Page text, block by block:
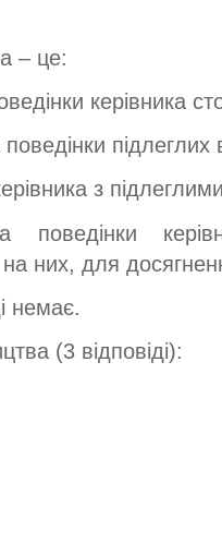
– це:
керівника
підлеглих
з
них, для
немає.
(3 відповіді):